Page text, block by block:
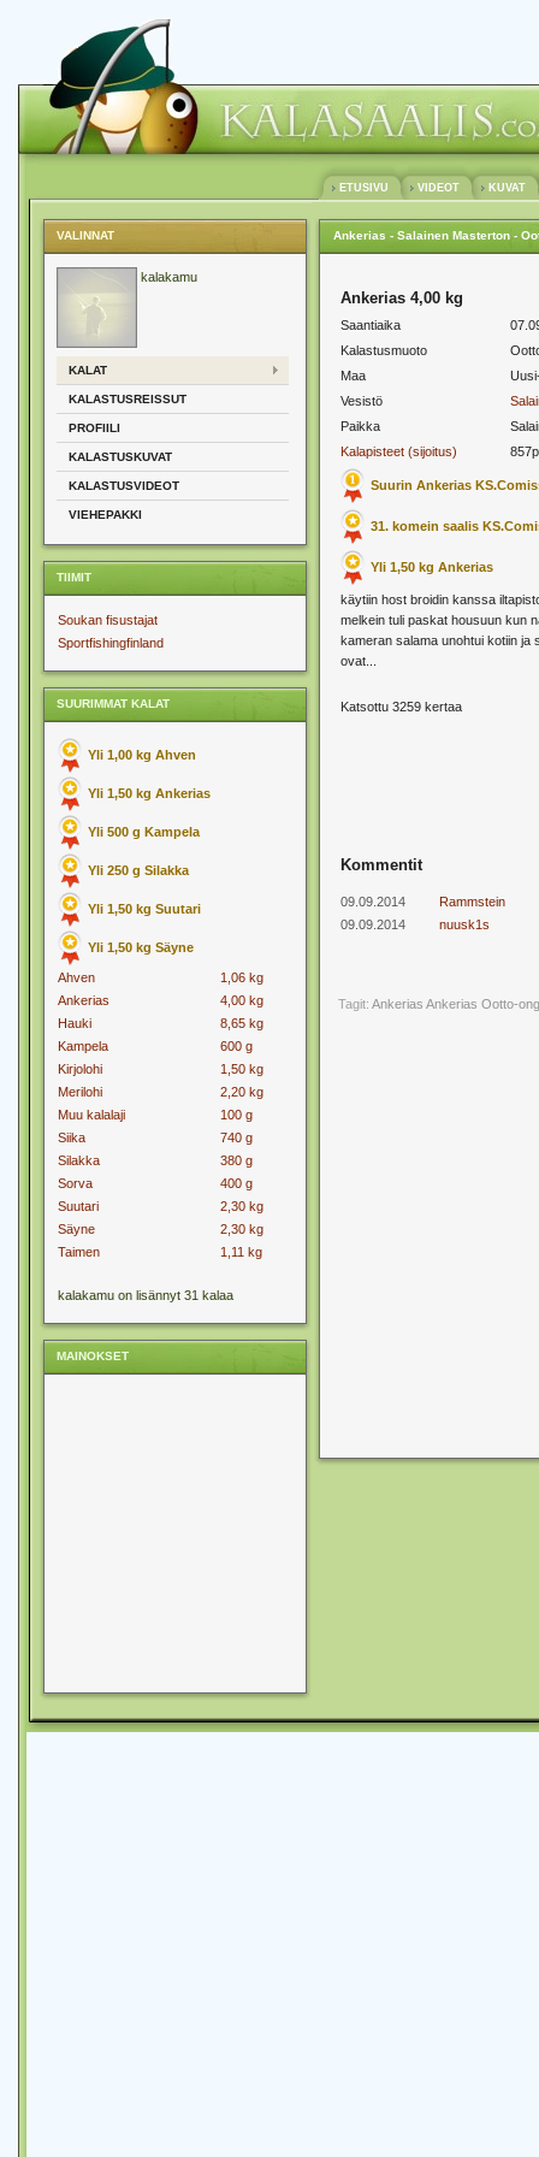
ETUSIVU VIDEOT KUVAT
VALINNAT
kalakamu
KALAT
KALASTUSREISSUT
PROFIILI
KALASTUSKUVAT
KALASTUSVIDEOT
VIEHEPAKKI
TIIMIT
Soukan fisustajat
Sportfishingfinland
SUURIMMAT KALAT
Yli 1,00 kg Ahven
Yli 1,50 kg Ankerias
Yli 500 g Kampela
Yli 250 g Silakka
Yli 1,50 kg Suutari
Yli 1,50 kg Säyne
Ahven
1,06 kg
Ankerias
4,00 kg
Hauki
8,65 kg
Kampela
600 g
Kirjolohi
1,50 kg
Merilohi
2,20 kg
Muu kalalaji
100 g
Siika
740 g
Silakka
380 g
Sorva
400 g
Suutari
2,30 kg
Säyne
2,30 kg
Taimen
1,11 kg
kalakamu on lisännyt 31 kalaa
MAINOKSET
Ankerias - Salainen Masterton -
Ankerias 4,00 kg
Saantiaika
Kalastusmuoto
Maa
Vesistö
Paikka
Kalapisteet (sijoitus)
Suurin Ankerias
31. komein saalis
Yli 1,50 kg Ankerias
käytiin host broidin kanssa
melkein tuli paskat housuun kun
kameran salama unohtui kotiin ja
ovat...
Katsottu 3259 kertaa
Kommentit
09.09.2014
Rammstein
09.09.2014
nuusk1s
Tagit: Ankerias Ankerias Ootto-